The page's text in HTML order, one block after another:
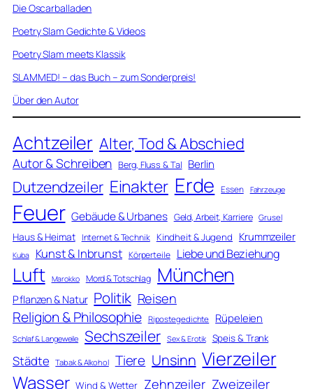
Die Oscarballaden
Poetry Slam Gedichte & Videos
Poetry Slam meets Klassik
SLAMMED! – das Buch – zum Sonderpreis!
Über den Autor
Achtzeiler Alter, Tod & Abschied
Autor & Schreiben Berg, Fluss & Tal Berlin
Dutzendzeiler Einakter Erde Essen Fahrzeuge
Feuer Gebäude & Urbanes Geld, Arbeit, Karriere Grusel
Haus & Heimat Internet & Technik Kindheit & Jugend Krummzeiler
Kuba Kunst & Inbrunst Körperteile Liebe und Beziehung
Luft Marokko Mord & Totschlag München
Pflanzen & Natur Politik Reisen
Religion & Philosophie Ripostegedichte Rüpeleien
Schlaf & Langeweile Sechszeiler Sex & Erotik Speis & Trank
Städte Tabak & Alkohol Tiere Unsinn Vierzeiler
Wasser Wind & Wetter Zehnzeiler Zweizeiler